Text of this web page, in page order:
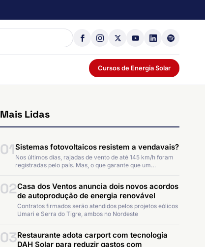
Cursos de Energia Solar
Mais Lidas
01Sistemas fotovoltaicos resistem a vendavais?
Nos últimos dias, rajadas de vento de até 145 km/h foram
registradas pelo país. Mas, o que garante que um…
02Casa dos Ventos anuncia dois novos acordos
de autoprodução de energia renovável
Contratos firmados serão atendidos pelos projetos eólicos
Umari e Serra do Tigre, ambos no Nordeste
03Restaurante adota carport com tecnologia
DAH Solar para reduzir gastos com